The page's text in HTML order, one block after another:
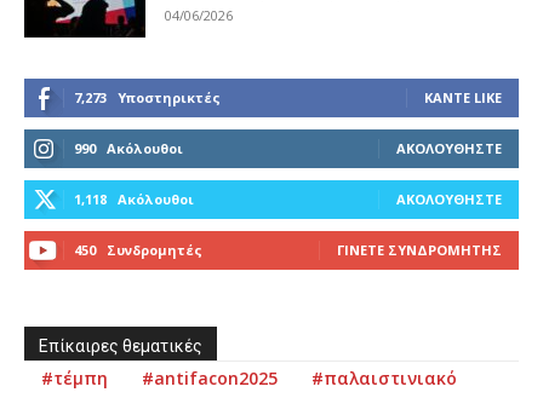
04/06/2026
7,273 Υποστηρικτές ΚΆΝΤΕ LIKE
990 Ακόλουθοι ΑΚΟΛΟΥΘΉΣΤΕ
1,118 Ακόλουθοι ΑΚΟΛΟΥΘΉΣΤΕ
450 Συνδρομητές ΓΊΝΕΤΕ ΣΥΝΔΡΟΜΗΤΉΣ
Επίκαιρες θεματικές
#τέμπη #antifacon2025
#παλαιστινιακό